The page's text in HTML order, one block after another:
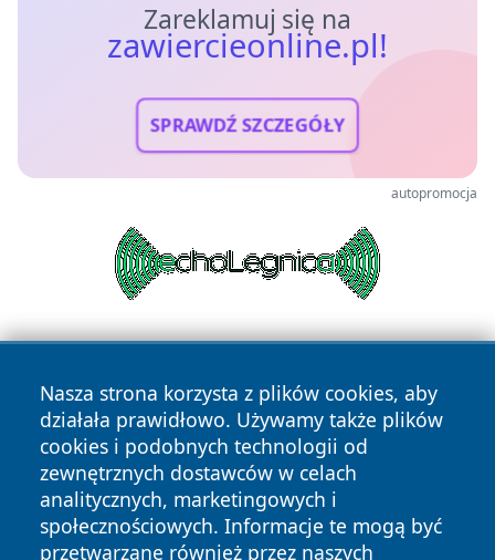
Zareklamuj się na
zawiercieonline.pl!
SPRAWDŹ SZCZEGÓŁY
autopromocja
Nasza strona korzysta z plików cookies, aby
działała prawidłowo. Używamy także plików
cookies i podobnych technologii od
zewnętrznych dostawców w celach
analitycznych, marketingowych i
społecznościowych. Informacje te mogą być
przetwarzane również przez naszych
Copyright © 2026 zawiercieonline.pl Wszystkie prawa
zastrzeżone.